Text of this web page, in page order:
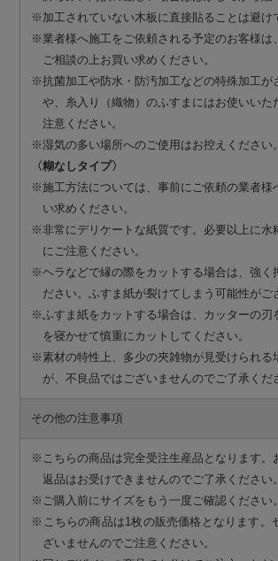
※加工されていない木板に直接貼ることは避け
※業者様へ施工をご依頼される予定のお客様は
ご相談の上お買い求めください。
※抗菌加工や防水・防汚加工などの特殊加工が
や、糸入り（織物）のふすまにはお使いいた
注意ください。
※湿気の多い場所へのご使用はお控えください。
〈糊なしタイプ〉
※施工方法については、事前にご依頼の業者様
い求めください。
※非常にデリケートな紙質です。必要以上に水
にご注意ください。
※ヘラなどで縁の際をカットする場合は、強く
ださい。ふすま紙が裂けてしまう可能性がご
※ふすま紙をカットする場合は、カッターの刃
を寝かせて慎重にカットしてください。
※素材の特性上、多少の夾雑物が見受けられる
が、不良品ではございませんのでご了承くだ
その他の注意事項
※こちらの商品は完全受注生産品となります。
返品はお受けできませんのでご了承ください。
※ご購入前にサイズをもう一度ご確認ください。
※こちらの商品は1枚の販売価格となります。
ざいませんのでご注意ください。